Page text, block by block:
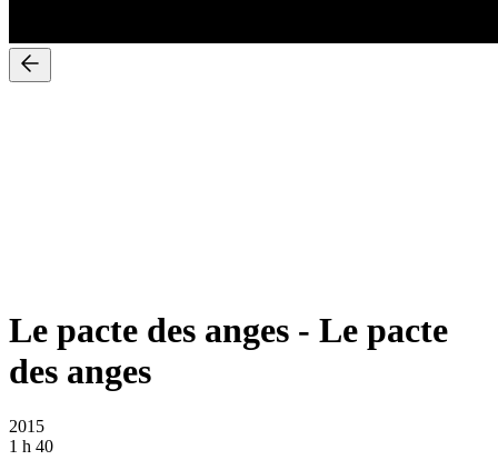
Le pacte des anges - Le pacte
des anges
2015
1 h 40